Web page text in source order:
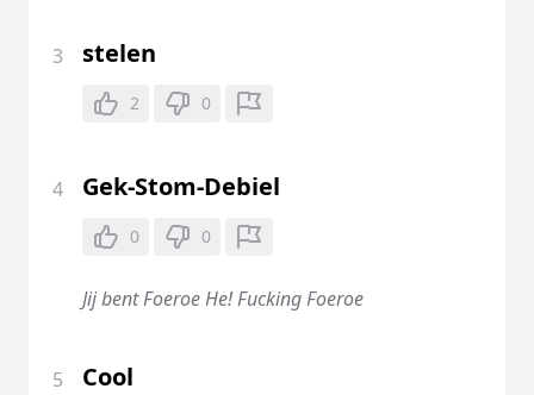
3 stelen
2 0
4 Gek-Stom-Debiel
0 0
Jij bent Foeroe He! Fucking Foeroe
5 Cool